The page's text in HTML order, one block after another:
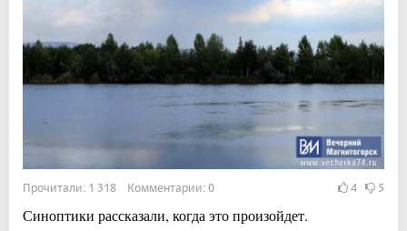
Прочитали: 1 318 Комментарии: 0 4 5
Синоптики рассказали, когда это произойдет.